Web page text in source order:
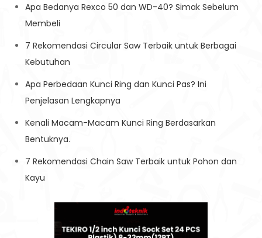
Apa Bedanya Rexco 50 dan WD-40? Simak Sebelum
Membeli
7 Rekomendasi Circular Saw Terbaik untuk Berbagai
Kebutuhan
Apa Perbedaan Kunci Ring dan Kunci Pas? Ini
Penjelasan Lengkapnya
Kenali Macam-Macam Kunci Ring Berdasarkan
Bentuknya.
7 Rekomendasi Chain Saw Terbaik untuk Pohon dan
Kayu